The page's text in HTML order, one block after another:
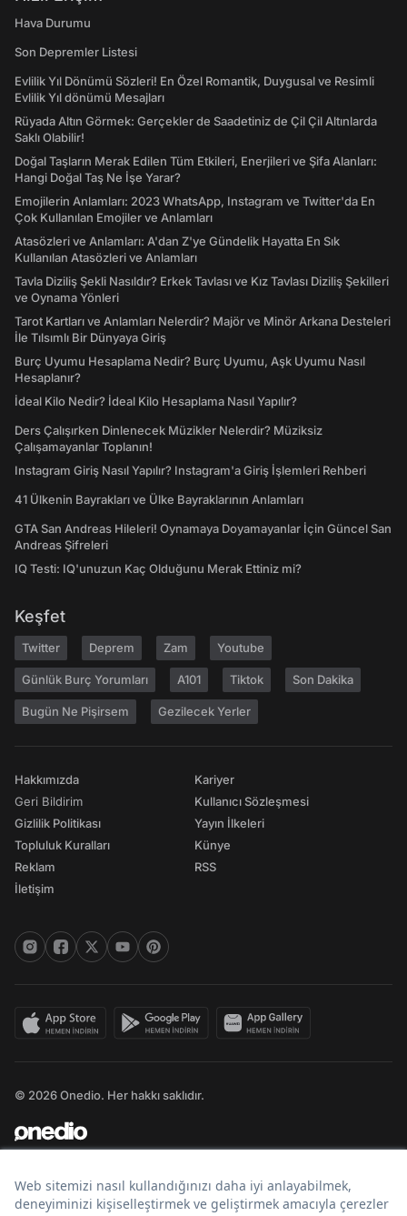
Hava Durumu
Son Depremler Listesi
Evlilik Yıl Dönümü Sözleri! En Özel Romantik, Duygusal ve Resimli
Evlilik Yıl dönümü Mesajları
Rüyada Altın Görmek: Gerçekler de Saadetiniz de Çil Çil Altınlarda
Saklı Olabilir!
Doğal Taşların Merak Edilen Tüm Etkileri, Enerjileri ve Şifa Alanları:
Hangi Doğal Taş Ne İşe Yarar?
Emojilerin Anlamları: 2023 WhatsApp, Instagram ve Twitter'da En
Çok Kullanılan Emojiler ve Anlamları
Atasözleri ve Anlamları: A'dan Z'ye Gündelik Hayatta En Sık
Kullanılan Atasözleri ve Anlamları
Tavla Diziliş Şekli Nasıldır? Erkek Tavlası ve Kız Tavlası Diziliş Şekilleri
ve Oynama Yönleri
Tarot Kartları ve Anlamları Nelerdir? Majör ve Minör Arkana Desteleri
İle Tılsımlı Bir Dünyaya Giriş
Burç Uyumu Hesaplama Nedir? Burç Uyumu, Aşk Uyumu Nasıl
Hesaplanır?
İdeal Kilo Nedir? İdeal Kilo Hesaplama Nasıl Yapılır?
Ders Çalışırken Dinlenecek Müzikler Nelerdir? Müziksiz
Çalışamayanlar Toplanın!
Instagram Giriş Nasıl Yapılır? Instagram'a Giriş İşlemleri Rehberi
41 Ülkenin Bayrakları ve Ülke Bayraklarının Anlamları
GTA San Andreas Hileleri! Oynamaya Doyamayanlar İçin Güncel San
Andreas Şifreleri
IQ Testi: IQ'unuzun Kaç Olduğunu Merak Ettiniz mi?
Keşfet
Twitter Deprem Zam Youtube
Günlük Burç Yorumları A101 Tiktok Son Dakika
Bugün Ne Pişirsem Gezilecek Yerler
Hakkımızda
Geri Bildirim
Gizlilik Politikası
Topluluk Kuralları
Reklam
İletişim
Kariyer
Kullanıcı Sözleşmesi
Yayın İlkeleri
Künye
RSS
© 2026 Onedio. Her hakkı saklıdır.
Bir markasıdır.